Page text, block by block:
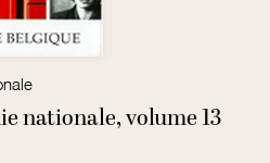
nationale, volume 13